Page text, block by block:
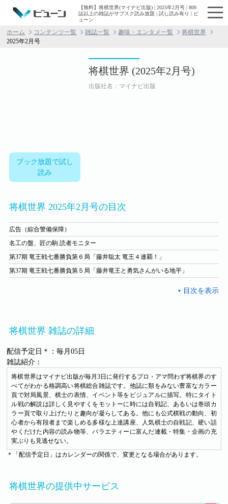
【無料】将棋世界(マイナビ出版) | 2025年2月号 | 800
誌以上の雑誌がサブスク読み放題 | 試し読み有り | ビ
ューン
ホーム コンテンツ一覧 雑誌一覧 趣味・エンタメ一覧
将棋世界
2025年2月号
ブック放題で試し
読み
将棋世界 (2025年2月号)
出版社名：マイナビ出版
将棋世界 2025年2月号の目次
広告（綜合警備保障）
名工の盤、匠の駒 読者モニター
第37期 竜王戦七番勝負第６局「藤井聡太 竜王４連覇！」
第37期 竜王戦七番勝負第５局「藤井竜王と勇気さんがいる地平」
将棋世界 雑誌の詳細
配信予定日＊：毎月05日
雑誌紹介：
将棋世界はマイナビ出版が毎月3日に発行するプロ・アマ問わず将棋界のす
べてがわかる格調高い将棋総合雑誌です。他誌に類をみない豊富なカラー
頁で対局風景、棋士の表情、イベント等をビジュアルに描写。特にタイト
ル戦の解説は詳しく見やすくをモットーに時には自戦記、あるいは巻頭カ
ラー頁で取り上げたりと趣向が凝らしてある。他にも公式棋戦の動向、初
心者から有段者まで楽しめる多様な上達講座、人気棋士の自戦記、硬い話
やくだけた内容の読み物等、バラエティーに富んだ連載・特集・企画の充
実ぶりも見逃せない。
＊「配信予定日」はカレンダーの関係で、変更となる場合があります。
将棋世界の提供中サービス